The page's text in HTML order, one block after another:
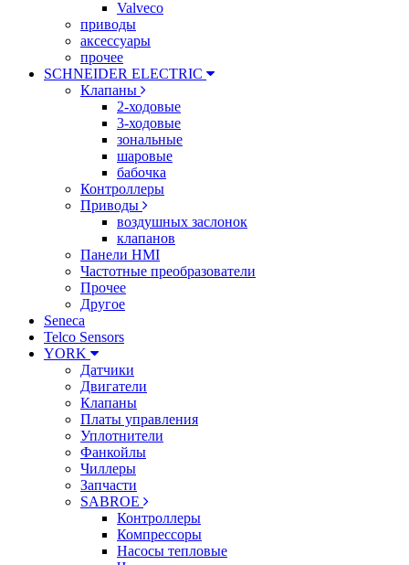
Valveco
приводы
аксессуары
прочее
SCHNEIDER ELECTRIC
Клапаны
2-ходовые
3-ходовые
зональные
шаровые
бабочка
Контроллеры
Приводы
воздушных заслонок
клапанов
Панели HMI
Частотные преобразователи
Прочее
Другое
Seneca
Telco Sensors
YORK
Датчики
Двигатели
Клапаны
Платы управления
Уплотнители
Фанкойлы
Чиллеры
Запчасти
SABROE
Контроллеры
Компрессоры
Насосы тепловые